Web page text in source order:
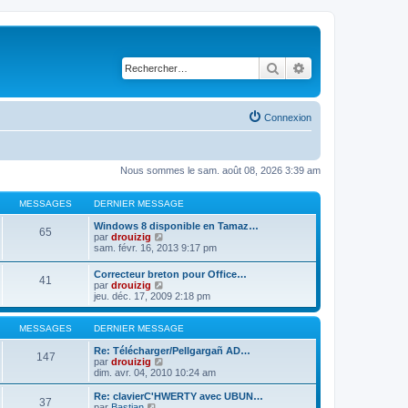
Rechercher
Connexion
Nous sommes le sam. août 08, 2026 3:39 am
MESSAGES DERNIER MESSAGE
65
Windows 8 disponible en Tamaz…
par drouizig
o
u
l
t
e
r
l
d
e
r
n
i
sam. févr. 16, 2013 9:17 pm
41
Correcteur breton pour Office…
par drouizig
o
n
s
u
l
t
r
l
e
jeu. déc. 17, 2009 2:18 pm
MESSAGES DERNIER MESSAGE
147
Re: Télécharger/Pellgargañ AD…
par drouizig
o
n
s
dim. avr. 04, 2010 10:24 am
37
Re: clavierC'HWERTY avec UBUN…